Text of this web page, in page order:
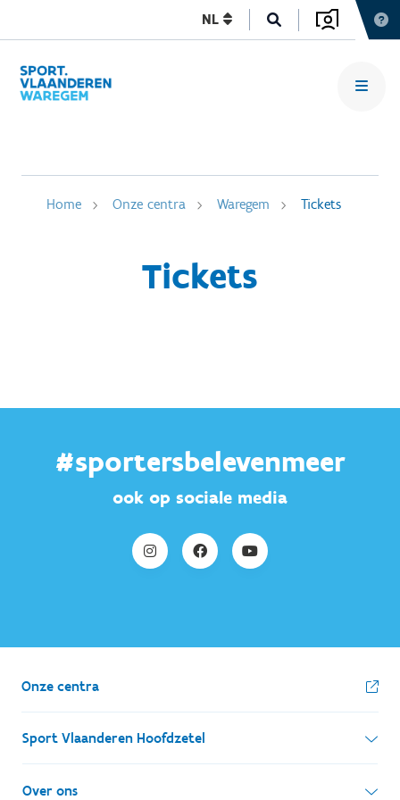
NL
Home Onze centra Waregem Tickets
Tickets
#sportersbelevenmeer
ook op sociale media
Onze centra
Sport Vlaanderen Hoofdzetel
Simon Bolivarlaan 17
Over ons